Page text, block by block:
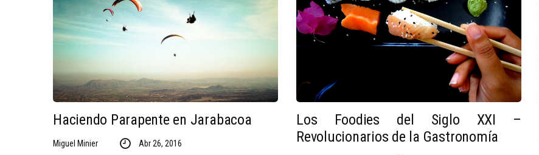
Haciendo Parapente en Jarabacoa
Miguel Minier Abr 26, 2016
Los Foodies del Siglo XXI –
Revolucionarios de la Gastronomía